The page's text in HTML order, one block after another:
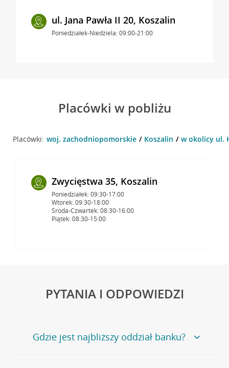
ul. Jana Pawła II 20, Koszalin
Poniedziałek-Niedziela: 09:00-21:00
Placówki w pobliżu
Placówki: woj. zachodniopomorskie Koszalin w okolicy ul.
Zwycięstwa 35, Koszalin
Poniedziałek: 09:30-17:00
Wtorek: 09:30-18:00
Środa-Czwartek: 08:30-16:00
Piątek: 08:30-15:00
PYTANIA I ODPOWIEDZI
Gdzie jest najbliższy oddział banku?